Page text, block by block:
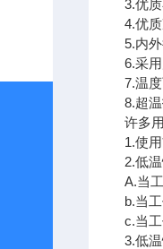
3.优
4.优
5.内
6.采
7.温
8.超
许多
1.使
2.低
A.当
b.当
c.当
3.低